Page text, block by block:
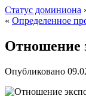
Статус доминиона
« Определенное
Отношение
Опубликовано